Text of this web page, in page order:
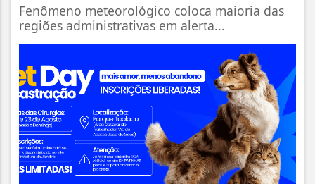
Fenômeno meteorológico coloca maioria das
regiões administrativas em alerta...